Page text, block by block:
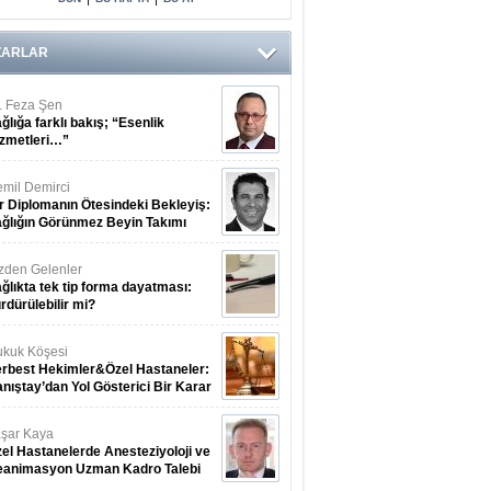
Kaçmasına
Feza Şen
farklı bakış; “Esenlik
Demirci
Diplomanın Ötesindeki Bekleyiş:
Görünmez Beyin Takımı
Gelenler
tek tip forma dayatması:
mi?
Köşesi
Hekimler&Özel Hastaneler:
Yol Gösterici Bir Karar
Kaya
Hastanelerde Anesteziyoloji ve
Uzman Kadro Talebi